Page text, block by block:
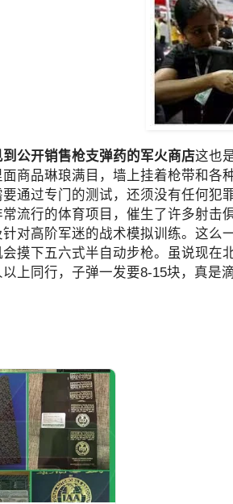
公开销售枪支弹药的军火商店这也
商品琳琅满目，墙上挂着枪带和
通过专门的测试，还须没有任何
流行的体育项目，催生了许多射
对高阶军迷的战术模拟训练。这
摸下五六式半自动步枪。虽说现
上同行，子弹一发要8-15块，真是